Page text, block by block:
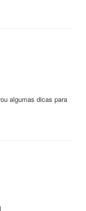
algumas dicas para